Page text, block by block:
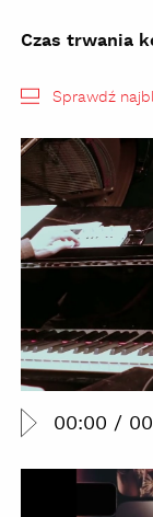
Czas trwania
Sprawdź
00:00 /